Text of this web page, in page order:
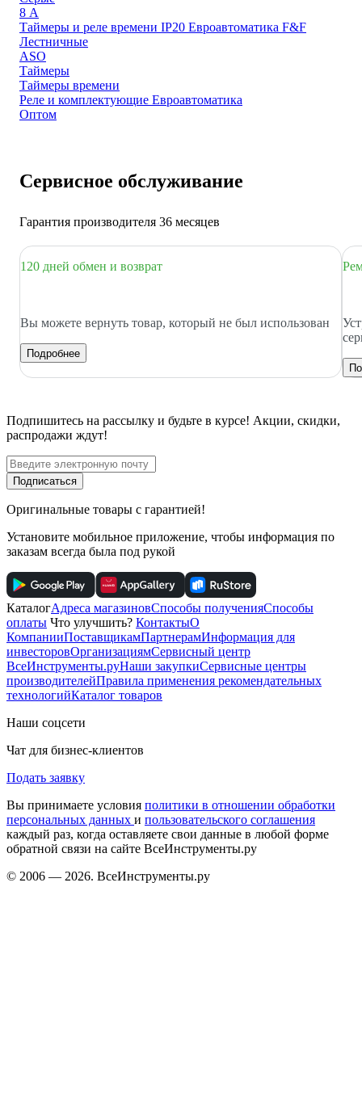
8 А
Таймеры и реле времени IP20 Евроавтоматика F&F
Лестничные
ASO
Таймеры
Таймеры времени
Реле и комплектующие Евроавтоматика
Оптом
Сервисное обслуживание
Гарантия производителя 36 месяцев
120 дней обмен и возврат
Вы можете вернуть товар, который не был использован
Подробнее
Подпишитесь на рассылку и будьте в курсе! Акции, скидки,
распродажи ждут!
Подписаться
Оригинальные товары с гарантией!
Установите мобильное приложение, чтобы информация по
заказам всегда была под рукой
КаталогАдреса магазиновСпособы полученияСпособы
оплаты Что улучшить? КонтактыО
КомпанииПоставщикамПартнерамИнформация для
инвесторовОрганизациямСервисный центр
ВсеИнструменты.руНаши закупкиСервисные центры
производителейПравила применения рекомендательных
технологийКаталог товаров
Наши соцсети
Чат для бизнес-клиентов
Подать заявку
Вы принимаете условия политики в отношении обработки
персональных данных и пользовательского соглашения
каждый раз, когда оставляете свои данные в любой форме
обратной связи на сайте ВсеИнструменты.ру
© 2006 — 2026. ВсеИнструменты.ру